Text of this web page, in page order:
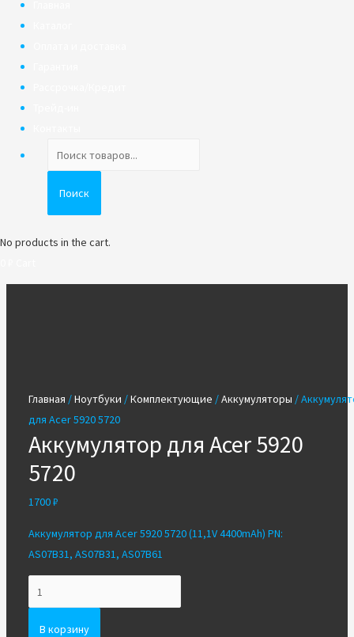
товаров
Поиск
No products in the cart.
Главная /Ноутбуки /Комплектующие /Аккумуляторы /
для Acer 5920 5720
Аккумулятор для Acer 5920
5720
1700₽
Аккумулятор для Acer 5920 5720 (11,1V 4400mAh) PN:
AS07B31, AS07B31, AS07B61
Аккумулятор
дляВ корзину